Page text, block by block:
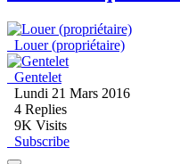
Louer (propriétaire)
Gentelet
Lundi 21 Mars 2016
4 Replies
9K Visits
Subscribe